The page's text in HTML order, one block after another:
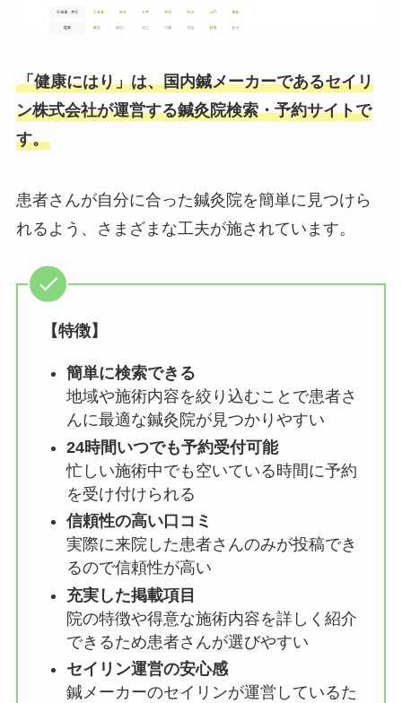
「健康にはり」は、国内鍼メーカーであるセイリ
ン株式会社が運営する鍼灸院検索・予約サイトで
す。
患者さんが自分に合った鍼灸院を簡単に見つけら
れるよう、さまざまな工夫が施されています。
【特徴】
簡単に検索できる
地域や施術内容を絞り込むことで患者さ
んに最適な鍼灸院が見つかりやすい
24時間いつでも予約受付可能
忙しい施術中でも空いている時間に予約
を受け付けられる
信頼性の高い口コミ
実際に来院した患者さんのみが投稿でき
るので信頼性が高い
充実した掲載項目
院の特徴や得意な施術内容を詳しく紹介
できるため患者さんが選びやすい
セイリン運営の安心感
鍼メーカーのセイリンが運営しているた